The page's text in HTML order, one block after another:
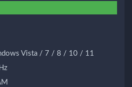
Vista / 7 / 8 / 10 / 11